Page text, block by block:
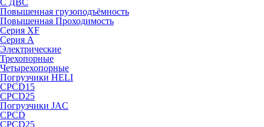
С ДВС
Повышенная грузоподъёмность
Повышенная Проходимость
Серия XF
Серия А
Электрические
Трехопорные
Четырехопорные
Погрузчики HELI
CPCD15
CPCD25
Погрузчики JAC
CPCD
CPCD25